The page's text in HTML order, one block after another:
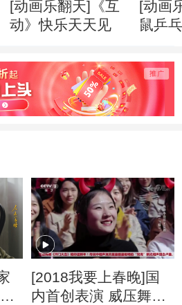
[动画乐翻天]《互
动》快乐天天见
[动画
鼠乒
弥彰
[2018我要上春晚]国
内首创表演 威压舞蹈